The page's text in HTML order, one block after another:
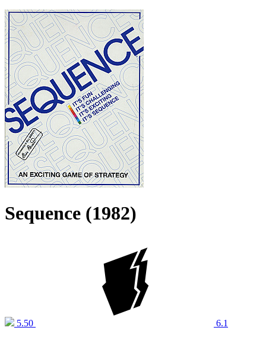
Sequence (1982)
5.50 6.1